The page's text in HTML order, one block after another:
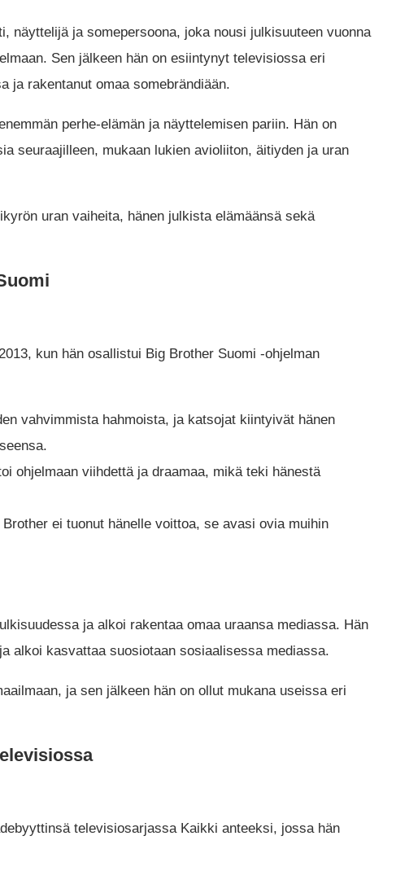
näyttelijä ja somepersoona, joka nousi julkisuuteen vuonna
Sen jälkeen hän on esiintynyt televisiossa eri
ja rakentanut omaa somebrändiään.
perhe-elämän ja näyttelemisen pariin. Hän on
seuraajilleen, mukaan lukien avioliiton, äitiyden ja uran
uran vaiheita, hänen julkista elämäänsä sekä
kun hän osallistui Big Brother Suomi -ohjelman
vahvimmista hahmoista, ja katsojat kiintyivät hänen
ohjelmaan viihdettä ja draamaa, mikä teki hänestä
ei tuonut hänelle voittoa, se avasi ovia muihin
ja alkoi rakentaa omaa uraansa mediassa. Hän
alkoi kasvattaa suosiotaan sosiaalisessa mediassa.
ja sen jälkeen hän on ollut mukana useissa eri
televisiosarjassa Kaikki anteeksi, jossa hän